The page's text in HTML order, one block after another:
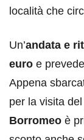
località che
Un’andata e
euro e
Appena
per la visita
Borromeo è